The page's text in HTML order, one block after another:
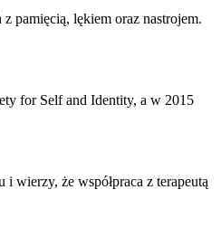
pamięcią, lękiem oraz nastrojem.
for Self and Identity, a w 2015
i wierzy, że współpraca z terapeutą